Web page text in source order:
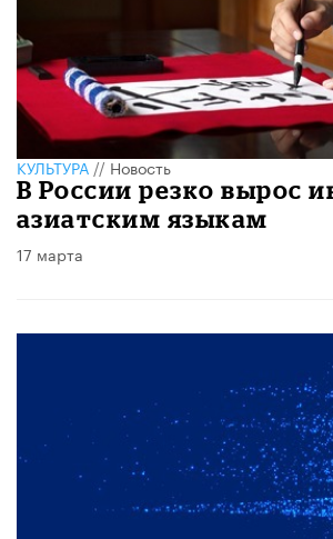
КУЛЬТУРА//Новость
В России резко вырос
азиатским языкам
17 марта